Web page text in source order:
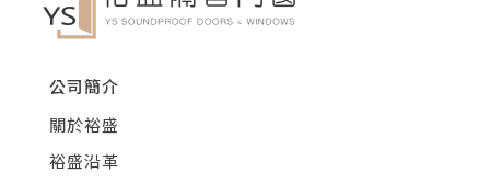
公司簡介
關於裕盛
裕盛沿革